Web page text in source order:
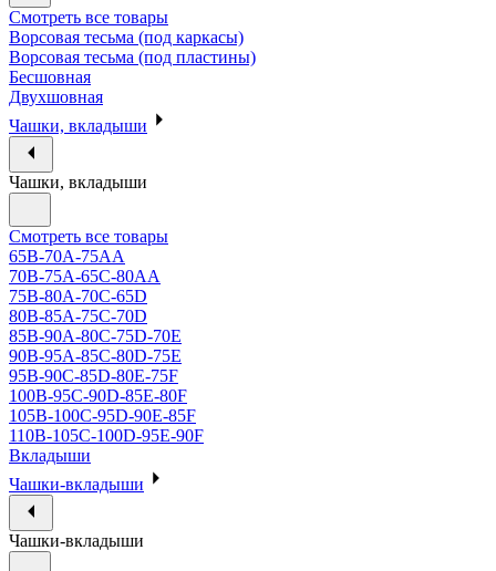
Смотреть все товары
Ворсовая тесьма (под каркасы)
Ворсовая тесьма (под пластины)
Бесшовная
Двухшовная
Чашки, вкладыши
Чашки, вкладыши
Смотреть все товары
65B-70A-75АА
70В-75А-65С-80АА
75В-80А-70С-65D
80В-85А-75С-70D
85В-90А-80С-75D-70E
90B-95A-85C-80D-75E
95B-90C-85D-80E-75F
100B-95C-90D-85E-80F
105B-100C-95D-90E-85F
110B-105C-100D-95E-90F
Вкладыши
Чашки-вкладыши
Чашки-вкладыши